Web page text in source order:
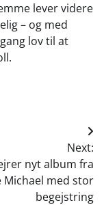
lever videre
– og med
lov til at
Next:
nyt album fra
Michael med stor
begejstring